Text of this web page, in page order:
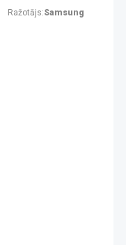
Ražotājs:Samsung